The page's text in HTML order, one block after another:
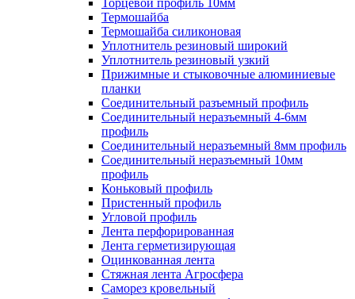
Термошайба
Термошайба силиконовая
Уплотнитель резиновый широкий
Уплотнитель резиновый узкий
Прижимные и стыковочные алюминиевые
планки
Соединительный разъемный профиль
Соединительный неразъемный 4-6мм
профиль
Соединительный неразъемный 8мм профиль
Соединительный неразъемный 10мм
профиль
Коньковый профиль
Пристенный профиль
Угловой профиль
Лента перфорированная
Лента герметизирующая
Оцинкованная лента
Стяжная лента Агросфера
Саморез кровельный